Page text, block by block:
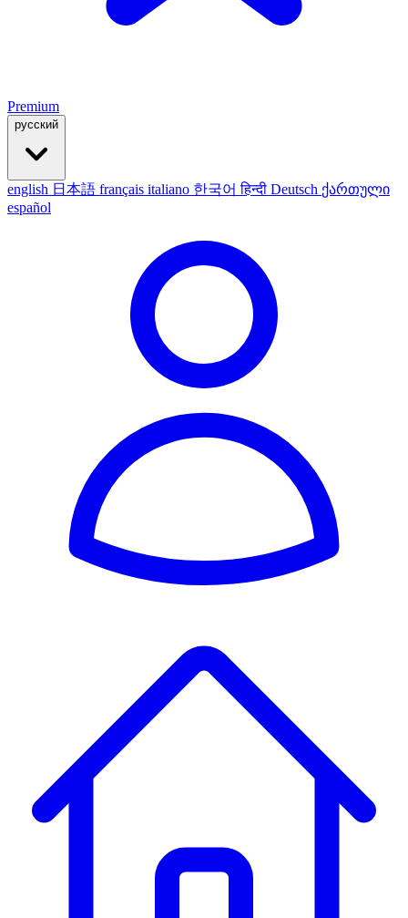
Premium
русский
english 日本語 français italiano 한국어हिन्दी Deutsch ქართული
español